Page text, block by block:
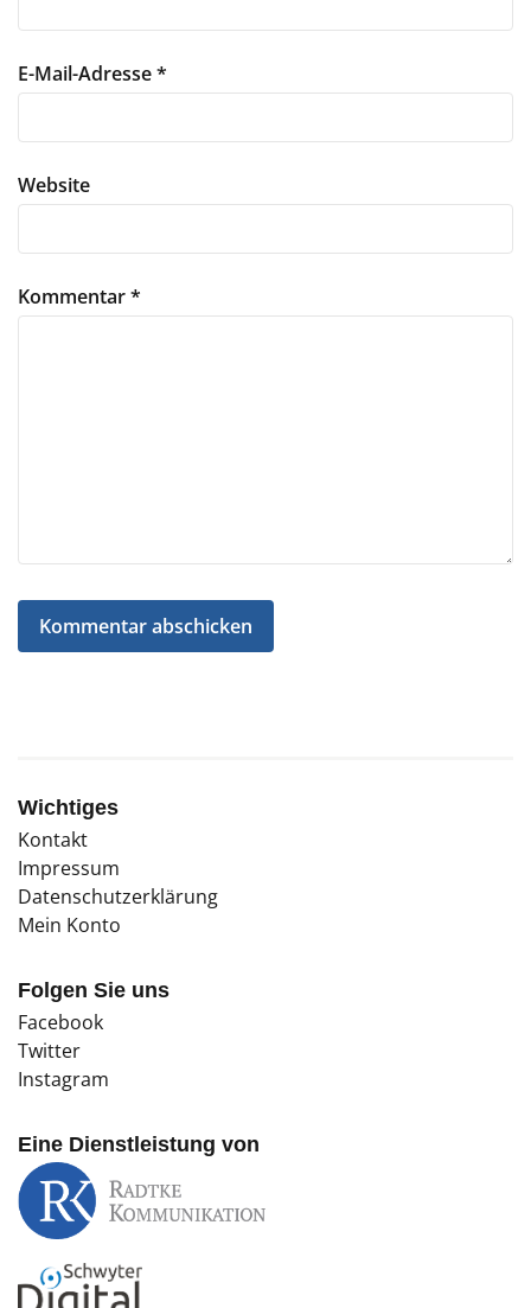
E-Mail-Adresse*
Website
Kommentar*
Wichtiges
Kontakt
Impressum
Datenschutzerklärung
Mein Konto
Folgen Sie uns
Facebook
Twitter
Instagram
Eine Dienstleistung von